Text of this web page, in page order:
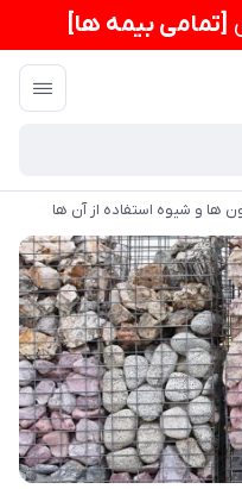
[تمامی بیمه ها]
ها و شیوه استفاده از آن ها